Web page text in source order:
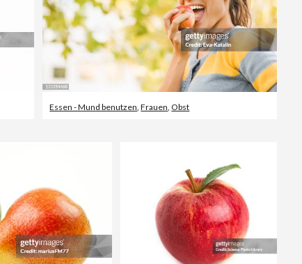
Essen - Mund benutzen ,Frauen Obst